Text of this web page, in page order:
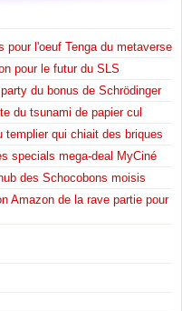
pour l'oeuf Tenga du metaverse
pour le futur du SLS
du bonus de Schrödinger
du tsunami de papier cul
templier qui chiait des briques
specials mega-deal MyCiné
des Schocobons moisis
Amazon de la rave partie pour